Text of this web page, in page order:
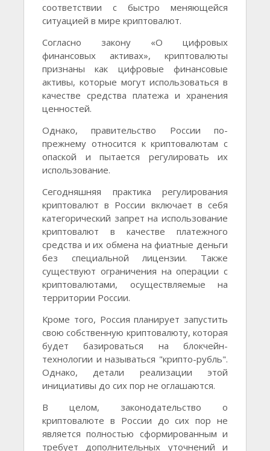
соответствии с быстро меняющейся
ситуацией в мире криптовалют.
Согласно закону «О цифровых
финансовых активах», криптовалюты
признаны как цифровые финансовые
активы, которые могут использоваться в
качестве средства платежа и хранения
ценностей.
Однако, правительство России по-
прежнему относится к криптовалютам с
опаской и пытается регулировать их
использование.
Сегодняшняя практика регулирования
криптовалют в России включает в себя
категорический запрет на использование
криптовалют в качестве платежного
средства и их обмена на фиатные деньги
без специальной лицензии. Также
существуют ограничения на операции с
криптовалютами, осуществляемые на
территории России.
Кроме того, Россия планирует запустить
свою собственную криптовалюту, которая
будет базироваться на блокчейн-
технологии и называться "крипто-рубль".
Однако, детали реализации этой
инициативы до сих пор не оглашаются.
В целом, законодательство о
криптовалюте в России до сих пор не
является полностью сформированным и
требует дополнительных уточнений и